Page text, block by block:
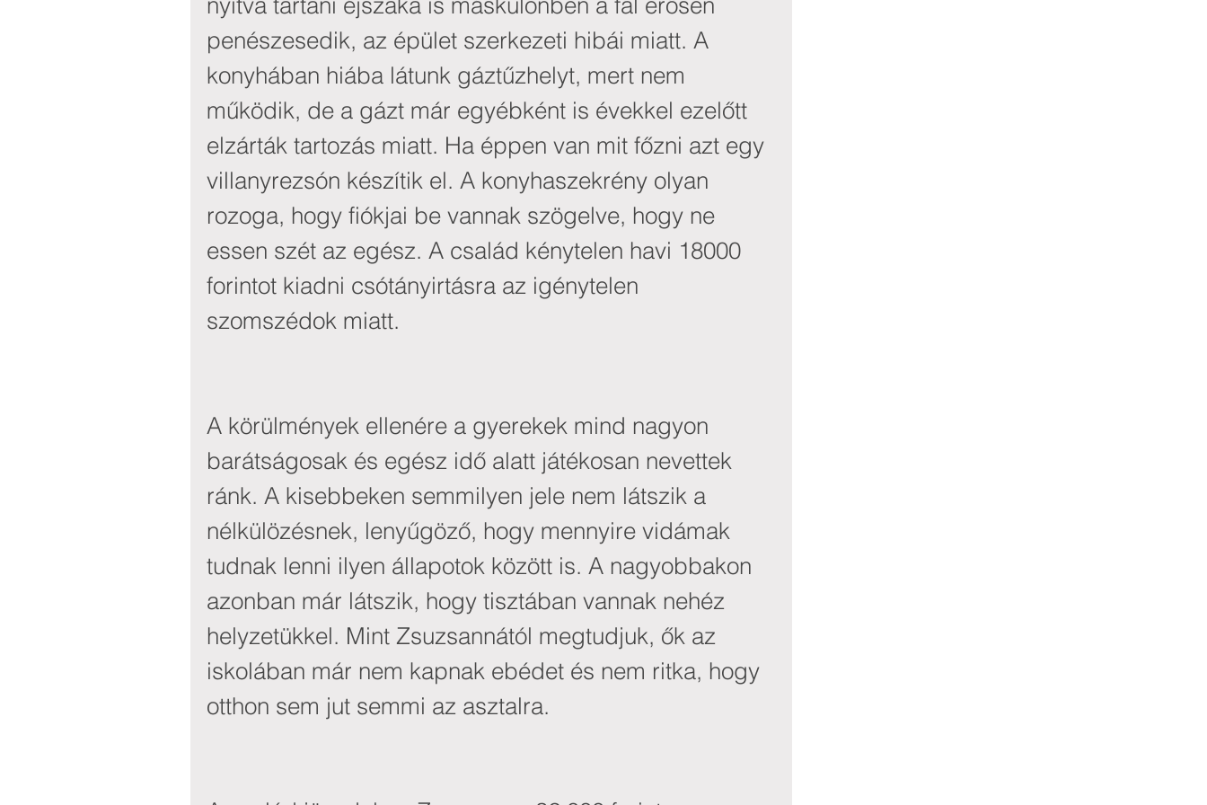
penészesedik, az épület szerkezeti hibái miatt. A
konyhában hiába látunk gáztűzhelyt, mert nem
működik, de a gázt már egyébként is évekkel ezelőtt
elzárták tartozás miatt. Ha éppen van mit főzni azt egy
villanyrezsón készítik el. A konyhaszekrény olyan
rozoga, hogy fiókjai be vannak szögelve, hogy ne
essen szét az egész. A család kénytelen havi 18000
forintot kiadni csótányirtásra az igénytelen
szomszédok miatt.
A körülmények ellenére a gyerekek mind nagyon
barátságosak és egész idő alatt játékosan nevettek
ránk. A kisebbeken semmilyen jele nem látszik a
nélkülözésnek, lenyűgöző, hogy mennyire vidámak
tudnak lenni ilyen állapotok között is. A nagyobbakon
azonban már látszik, hogy tisztában vannak nehéz
helyzetükkel. Mint Zsuzsannától megtudjuk, ők az
iskolában már nem kapnak ebédet és nem ritka, hogy
otthon sem jut semmi az asztalra.